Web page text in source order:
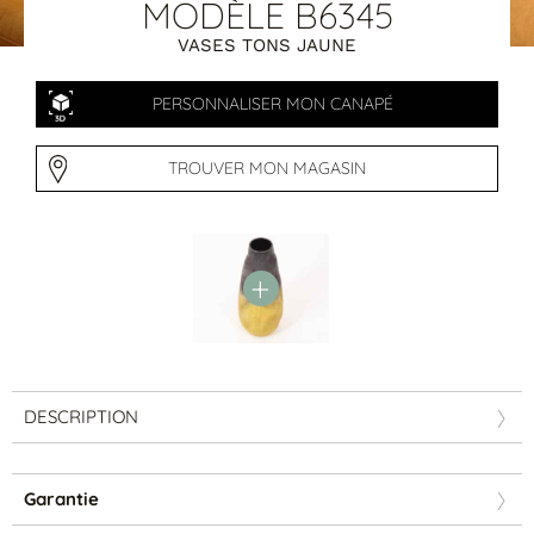
PAR FORME
Canapés avec méridienne
PAR STYLE
Classique
Contemporain
MODÈLE B6345
VASES TONS JAUNE
PERSONNALISER MON CANAPÉ
TROUVER MON MAGASIN
DESCRIPTION
Garantie